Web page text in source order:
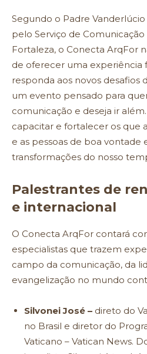
Segundo o Padre Vanderlúcio
pelo Serviço de
Fortaleza, o Conecta ArqFor
de oferecer uma experiência
responda aos novos desafios
um evento pensado para
comunicação e deseja ir
capacitar e fortalecer os que
e as pessoas de boa vontade
transformações do nosso
Palestrantes de
e internacional
O Conecta ArqFor contará
especialistas que trazem
campo da comunicação, da
evangelização no mundo
Silvonei José – direto do
no Brasil e diretor do
Vaticano – Vatican News.